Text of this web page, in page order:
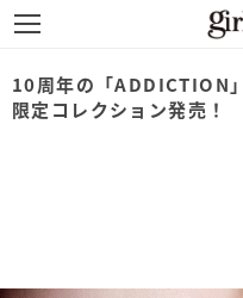
10周年の「ADDICTION
限定コレクション発売！